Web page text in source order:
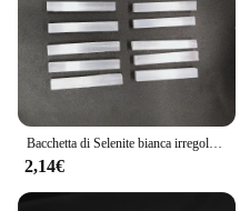
Bacchetta di Selenite bianca irregolare punto di cristallo naturale grezzo quarzo grezzo Gyspum Sticks artigianato Mineral Specime Healing Reiki
2,14€